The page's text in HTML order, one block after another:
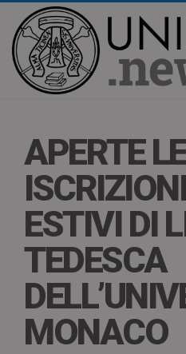
APERTE LE
ESTIVI DI
TEDESCA
MONACO